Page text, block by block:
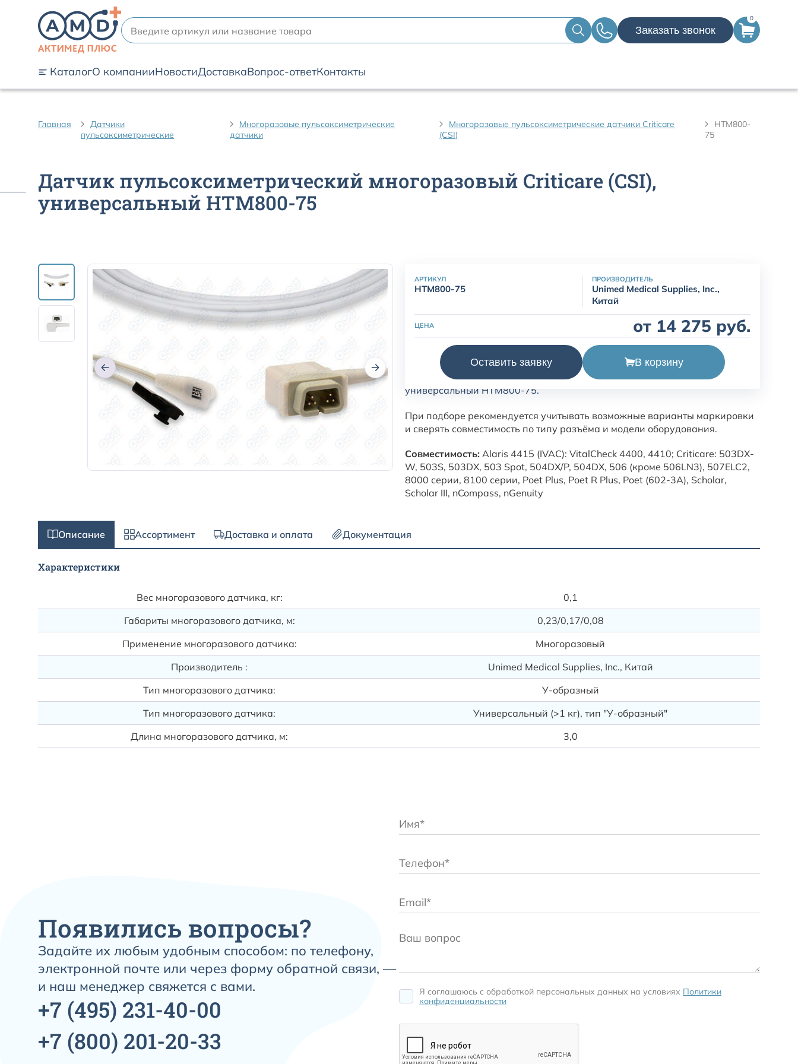
КаталогО компанииНовостиДоставкаВопрос-ответКонтакты
Заказать звонок
0
Главная
Датчики
пульсоксиметрические
Многоразовые пульсоксиметрические
датчики
Многоразовые пульсоксиметрические датчики Criticare
(CSI)
HTM800-
75
Датчик пульсоксиметрический многоразовый Criticare (CSI),
универсальный HTM800-75
АРТИКУЛ
HTM800-75
ПРОИЗВОДИТЕЛЬ
Unimed Medical Supplies, Inc.,
Китай
ЦЕНА от 14 275 руб.
Оставить заявку
В корзину
Датчик пульсоксиметрический многоразовый Criticare (CSI),
универсальный HTM800-75.
При подборе рекомендуется учитывать возможные варианты маркировки
и сверять совместимость по типу разъёма и модели оборудования.
Совместимость: Alaris 4415 (IVAC): VitalCheck 4400, 4410; Criticare: 503DX-
W, 503S, 503DX, 503 Spot, 504DX/P, 504DX, 506 (кроме 506LN3), 507ELC2,
8000 серии, 8100 серии, Poet Plus, Poet R Plus, Poet (602-3A), Scholar,
Scholar III, nCompass, nGenuity
Описание Ассортимент Доставка и оплата Документация
Характеристики
Вес многоразового датчика, кг:
0,1
Габариты многоразового датчика, м:
0,23/0,17/0,08
Применение многоразового датчика:
Многоразовый
Производитель :
Unimed Medical Supplies, Inc., Китай
Тип многоразового датчика:
У-образный
Тип многоразового датчика:
Универсальный (>1 кг), тип "У-образный"
Длина многоразового датчика, м:
3,0
Появились вопросы?
Задайте их любым удобным способом: по телефону,
электронной почте или через форму обратной связи, —
и наш менеджер свяжется с вами.
+7 (495) 231-40-00
+7 (800) 201-20-33
Я соглашаюсь c обработкой персональных данных на условиях Политики
конфиденциальности